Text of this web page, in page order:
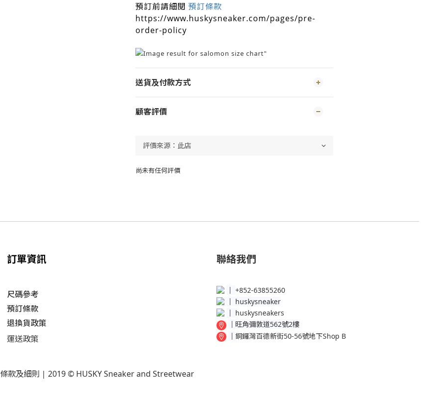
預訂前請細閱 預訂條款
https://www.huskysneaker.com/pages/pre-
order-policy
送貨及付款方式
顧客評價
尚未有任何評價
訂單資訊 聯絡我們
尺碼參考
預訂條款
退換貨政策​
運送政策​
│ +852-63855260
│ huskysneaker
│ huskysneakers
旺角彌敦道562號2樓
│ 銅鑼灣百德新街50-56號地下Shop B
條款及細則 | 2019 © HUSKY Sneaker and Streetwear